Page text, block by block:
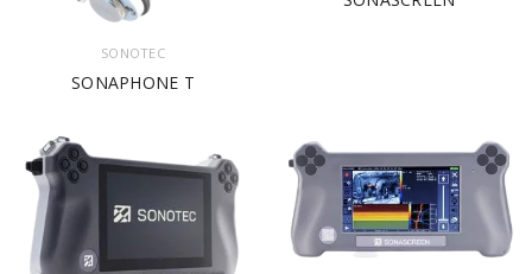
SONOTEC
SONAPHONE T